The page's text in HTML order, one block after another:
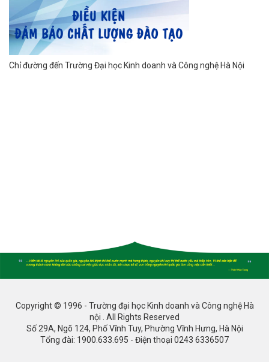
Chỉ đường đến Trường Đại học Kinh doanh và Công nghệ Hà Nội
Copyright © 1996 - Trường đại học Kinh doanh và Công nghệ Hà
nội . All Rights Reserved
Số 29A, Ngõ 124, Phố Vĩnh Tuy, Phường Vĩnh Hưng, Hà Nội
Tổng đài: 1900.633.695 - Điện thoại 0243 6336507